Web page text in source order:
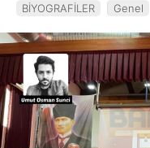
MAGAZİN
EĞİTİM
DİĞER
BİYOGRAFİLER Genel